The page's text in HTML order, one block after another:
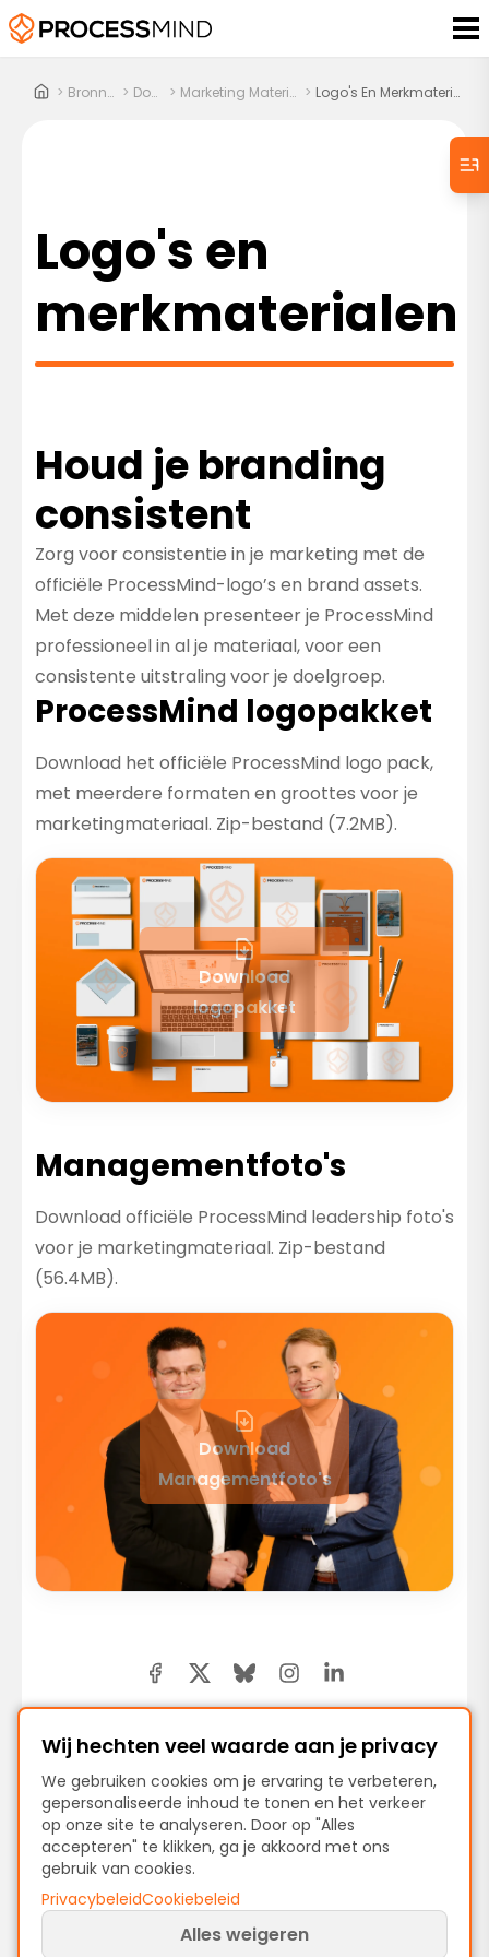
> Bronnen > Docs > Marketing Materiaal > Logo's En Merkmaterialen
Logo's en
merkmaterialen
Houd je branding
consistent
Zorg voor consistentie in je marketing met de
officiële ProcessMind-logo’s en brand assets.
Met deze middelen presenteer je ProcessMind
professioneel in al je materiaal, voor een
consistente uitstraling voor je doelgroep.
ProcessMind logopakket
Download het officiële ProcessMind logo pack,
met meerdere formaten en groottes voor je
marketingmateriaal. Zip-bestand (7.2MB).
Download
logopakket
Managementfoto's
Download officiële ProcessMind leadership foto's
voor je marketingmateriaal. Zip-bestand
(56.4MB).
Download
Managementfoto's
Vorige
ProcessMind-presentatie
ProcessMind Screenshots en Visuals
Wij hechten veel waarde aan je privacy
We gebruiken cookies om je ervaring te verbeteren,
gepersonaliseerde inhoud te tonen en het verkeer
op onze site te analyseren. Door op "Alles
accepteren" te klikken, ga je akkoord met ons
gebruik van cookies.
PrivacybeleidCookiebeleid
Alles weigeren